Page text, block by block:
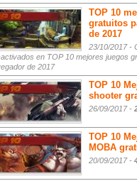
TOP 10
gratuitos
de 2017
23/10/2017 -
en TOP 10 mejores juegos
de 2017
TOP 10
shooter
26/09/2017 -
TOP 10
MOBA
20/09/2017 -